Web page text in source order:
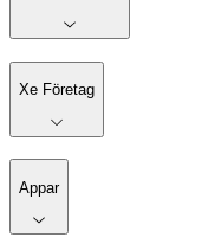
Xe Företag
Appar